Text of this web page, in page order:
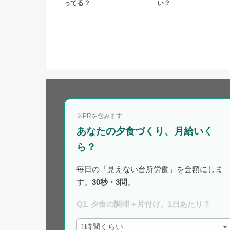
ってる？
い？
※PRを含みます
あなたの夕食づくり、月給いく
ら？
毎日の「見えない台所労働」を金額にしま
す。 30秒・3問 。
Q1. 夕食の調理＋片付け、1日あたり？